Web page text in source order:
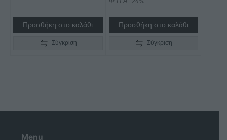
Προσθήκη στο καλάθι
Σύγκριση
Προσθήκη στο καλάθι
Σύγκριση
Menu